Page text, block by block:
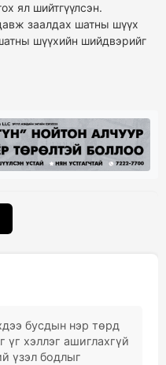
ял шийтгүүлсэн.
заалдах шатны шүүх
шүүхийн шийдвэрийг
бусдын нэр төрд
үг хэллэг ашиглахгүй
үзэл бодлыг